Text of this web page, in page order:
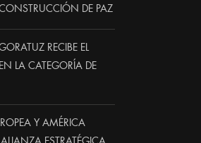
DE PAZ
RECIBE EL
LA CATEGORÍA DE
Y AMÉRICA